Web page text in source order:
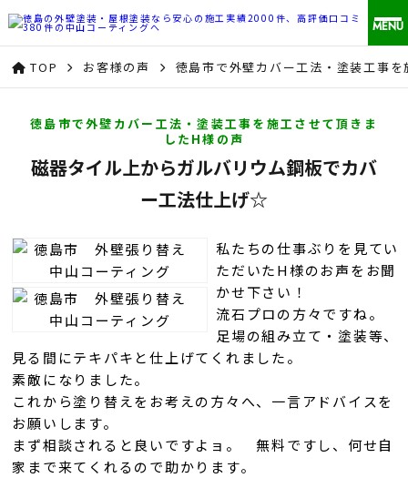
MENU
TOP お客様の声 徳島市で外壁カバー工法・塗装工事
徳島市で外壁カバー工法・塗装工事を施工させて頂きま
したH様の声
磁器タイル上からガルバリウム鋼板でカバ
ー工法仕上げ☆
私たちの仕事ぶりを見てい
ただいたH様のお声をお聞
かせ下さい！
流石プロの方々ですね。
足場の組み立て・塗装等、
見る間にテキパキと仕上げてくれました。
素敵になりました。
これから塗り替えをお考えの方々へ、一言アドバイスを
お願いします。
まず相談されると良いですよョ。 無料ですし、何せ自
家まで来てくれるので助かります。